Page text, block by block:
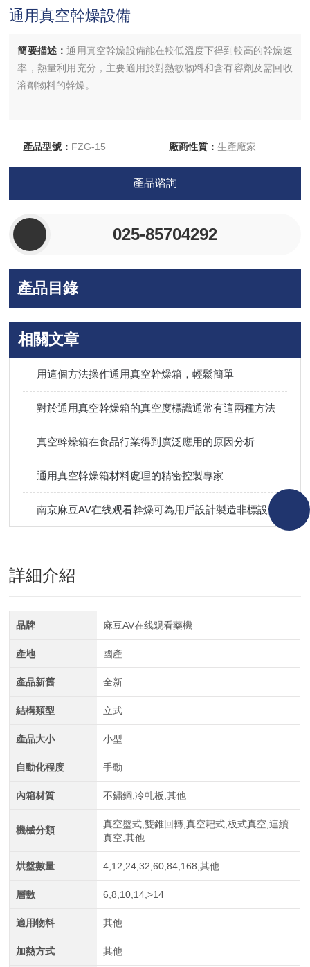
通用真空幹燥設備
簡要描述：通用真空幹燥設備能在較低溫度下得到較高的幹燥速
率，熱量利用充分，主要適用於對熱敏物料和含有容劑及需回收
溶劑物料的幹燥。
產品型號： FZG-15 廠商性質： 生產廠家
產品谘詢
025-85704292
產品目錄
相關文章
用這個方法操作通用真空幹燥箱，輕鬆簡單
對於通用真空幹燥箱的真空度標識通常有這兩種方法
真空幹燥箱在食品行業得到廣泛應用的原因分析
通用真空幹燥箱材料處理的精密控製專家
南京麻豆AV在线观看幹燥可為用戶設計製造非標設備
詳細介紹
品牌 麻豆AV在线观看藥機
產地 國產
產品新舊 全新
結構類型 立式
產品大小 小型
自動化程度 手動
內箱材質 不鏽鋼,冷軋板,其他
機械分類
真空盤式,雙錐回轉,真空耙式,板式真空,連續
真空,其他
烘盤數量 4,12,24,32,60,84,168,其他
層數 6,8,10,14,>14
適用物料 其他
加熱方式 其他